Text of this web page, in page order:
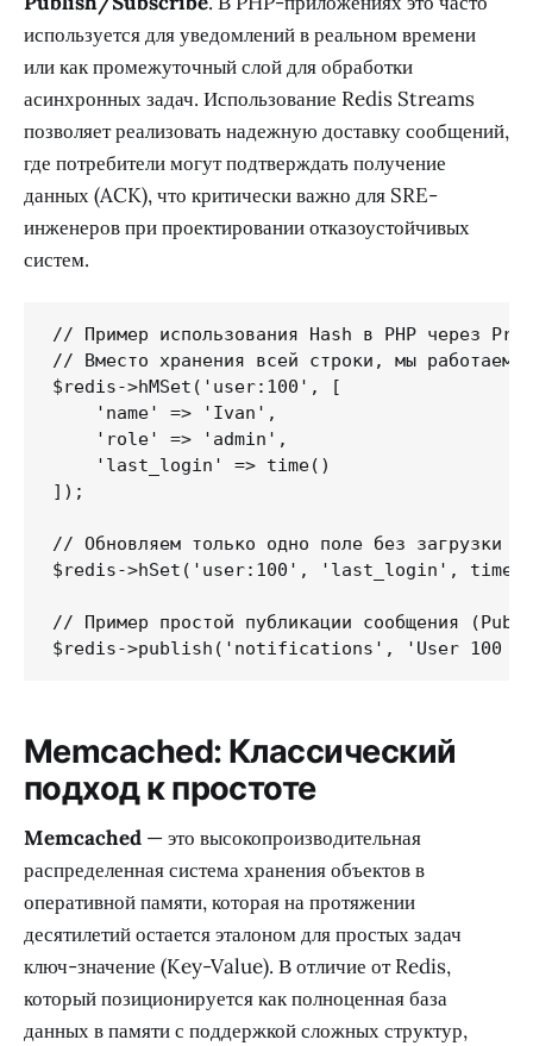
используется для уведомлений в реальном времени
или как промежуточный слой для обработки
асинхронных задач. Использование Redis Streams
позволяет реализовать надежную доставку сообщений,
где потребители могут подтверждать получение
данных (ACK), что критически важно для SRE-
инженеров при проектировании отказоустойчивых
систем.
// Пример использования Hash в PHP через
// Вместо хранения всей строки, мы работаем
$redis->hMSet('user:100', [
    'name' => 'Ivan',
    'role' => 'admin',
    'last_login' => time()
]);
// Обновляем только одно поле без загрузки
$redis->hSet('user:100', 'last_login',
// Пример простой публикации сообщения (Pub/
$redis->publish('notifications', 'User 100
Memcached: Классический
подход к простоте
Memcached — это высокопроизводительная
распределенная система хранения объектов в
оперативной памяти, которая на протяжении
десятилетий остается эталоном для простых задач
ключ-значение (Key-Value). В отличие от Redis,
который позиционируется как полноценная база
данных в памяти с поддержкой сложных структур,